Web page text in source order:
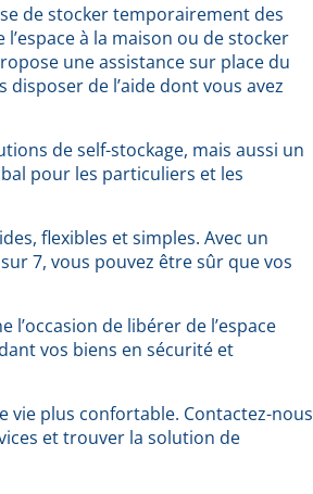
de stocker temporairement des
à la maison ou de stocker
une assistance sur place du
de l’aide dont vous avez
de self-stockage, mais aussi un
pour les particuliers et les
flexibles et simples. Avec un
7, vous pouvez être sûr que vos
l’occasion de libérer de l’espace
vos biens en sécurité et
plus confortable. Contactez-nous
et trouver la solution de